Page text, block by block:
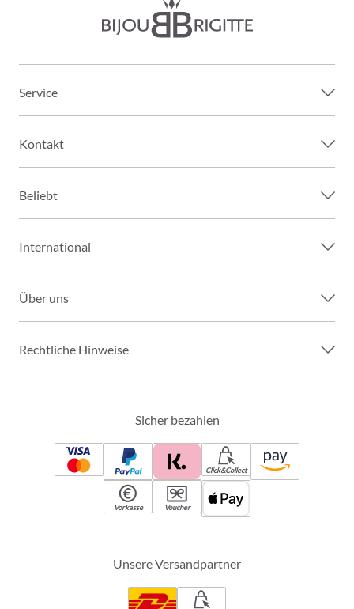
Service
Kontakt
Beliebt
International
Über uns
Rechtliche Hinweise
Sicher bezahlen
Click&Collect
Vorkasse Voucher
Unsere Versandpartner